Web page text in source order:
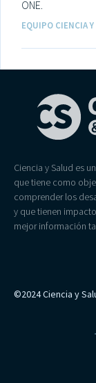
ONE.
EQUIPO CIENCIA Y
Ciencia y Salud es
que tiene como
comprender los
y que tienen
mejor información
©2024 Ciencia y